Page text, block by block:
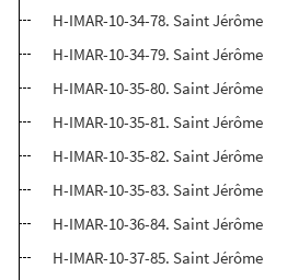
H-IMAR-10-34-78. Saint Jérôme
H-IMAR-10-34-79. Saint Jérôme
H-IMAR-10-35-80. Saint Jérôme
H-IMAR-10-35-81. Saint Jérôme
H-IMAR-10-35-82. Saint Jérôme
H-IMAR-10-35-83. Saint Jérôme
H-IMAR-10-36-84. Saint Jérôme
H-IMAR-10-37-85. Saint Jérôme